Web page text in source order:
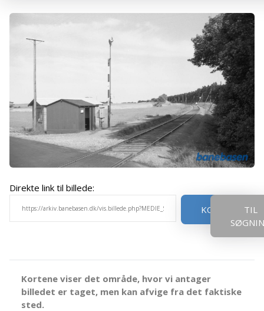
Direkte link til billede:
KOPIER
TIL
Kortene viser det område, hvor vi antager
billedet er taget, men kan afvige fra det faktiske
sted.